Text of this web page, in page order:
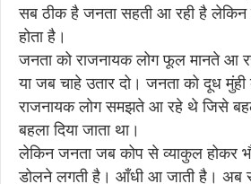
सब ठीक है जनता सहती आ रही है
होता है।
जनता को राजनायक लोग फूल मानते आ
या जब चाहे उतार दो। जनता को दूध मुंही
राजनायक लोग समझते आ रहे थे जिसे
बहला दिया जाता था।
लेकिन जनता जब कोप से व्याकुल होकर
डोलने लगती है। आँधी आ जाती है। अब